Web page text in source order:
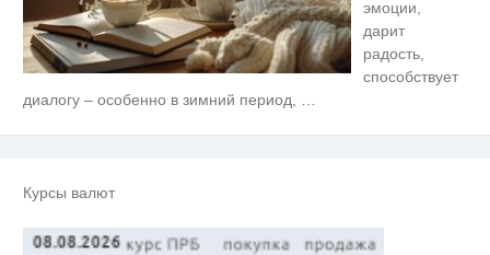
эмоции,
дарит
радость,
способствует
диалогу – особенно в зимний период,
Курсы валют
Скрытая камера на пляже
Крыма: Что люди вытворяют,
i
Этот танец невесты оставит вас
без слов! Пересмотрела 10 раз